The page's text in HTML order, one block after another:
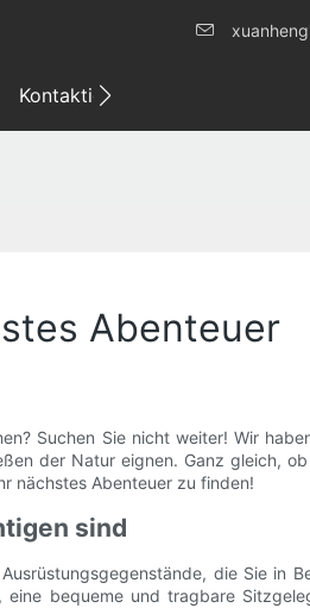
Kontaktieren Sie uns
Abenteuer
Suchen Sie nicht weiter! Wir
der Natur eignen. Ganz gleich,
nächstes Abenteuer zu finden!
sind
die Sie in
bequeme und tragbare